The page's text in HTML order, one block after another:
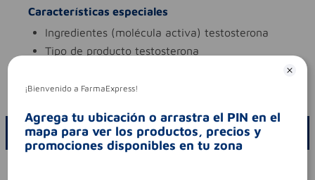
Características especiales
ingredientes (molécula activa) testosterona
tipo de producto testosterona
codigo invima 2014m-0002965-r1
ESCRIBE UN COMENTARIO
¡Bienvenido a FarmaExpress!
Agrega tu ubicación o arrastra el PIN en el
mapa para ver los productos, precios y
promociones disponibles en tu zona